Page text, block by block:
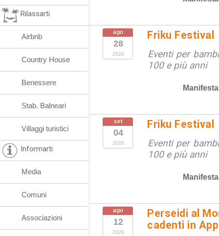
ago
28
2026
Friku Festival
Eventi per
100 e più anni
set
04
2026
Friku Festival
Eventi per
100 e più anni
ago
12
2026
Perseidi al
cadenti in
Rilassarti
Airbnb
Country House
Benessere
Stab. Balneari
Villaggi turistici
Informarti
Media
Comuni
Associazioni